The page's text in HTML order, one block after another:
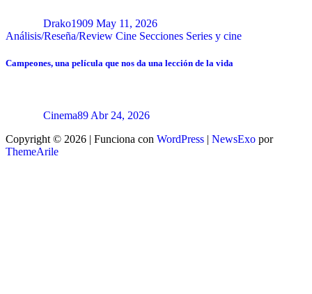
Drako1909 May 11, 2026
Análisis/Reseña/Review Cine Secciones Series y cine
Campeones, una película que nos da una lección de la vida
Cinema89 Abr 24, 2026
Copyright © 2026 | Funciona con WordPress | NewsExo por
ThemeArile